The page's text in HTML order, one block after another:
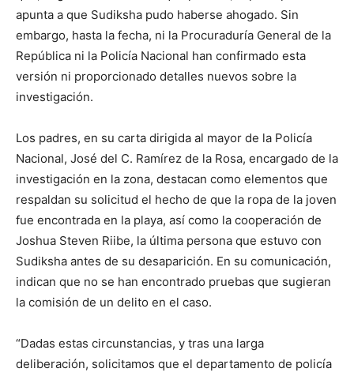
apunta a que Sudiksha pudo haberse ahogado. Sin
embargo, hasta la fecha, ni la Procuraduría General de la
República ni la Policía Nacional han confirmado esta
versión ni proporcionado detalles nuevos sobre la
investigación.
Los padres, en su carta dirigida al mayor de la Policía
Nacional, José del C. Ramírez de la Rosa, encargado de la
investigación en la zona, destacan como elementos que
respaldan su solicitud el hecho de que la ropa de la joven
fue encontrada en la playa, así como la cooperación de
Joshua Steven Riibe, la última persona que estuvo con
Sudiksha antes de su desaparición. En su comunicación,
indican que no se han encontrado pruebas que sugieran
la comisión de un delito en el caso.
“Dadas estas circunstancias, y tras una larga
deliberación, solicitamos que el departamento de policía